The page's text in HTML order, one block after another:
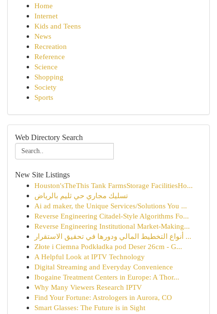
Home
Internet
Kids and Teens
News
Recreation
Reference
Science
Shopping
Society
Sports
Web Directory Search
New Site Listings
Houston'sTheThis Tank FarmsStorage FacilitiesHo...
تسليك مجاري حي ثليم بالرياض
Ai ad maker, the Unique Services/Solutions You ...
Reverse Engineering Citadel-Style Algorithms Fo...
Reverse Engineering Institutional Market-Making...
أنواع التخطيط المالي ودورها في تحقيق الاستقرار ...
Złote i Ciemna Podkładka pod Deser 26cm - G...
A Helpful Look at IPTV Technology
Digital Streaming and Everyday Convenience
Ibogaine Treatment Centers in Europe: A Thor...
Why Many Viewers Research IPTV
Find Your Fortune: Astrologers in Aurora, CO
Smart Glasses: The Future is in Sight